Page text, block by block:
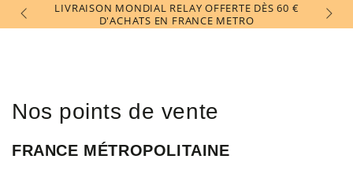
IGNORER LE
CONTENU
LIVRAISON MONDIAL RELAY OFFERTE DÈS 60 €
D'ACHATS EN FRANCE METRO
Nos points de vente
FRANCE MÉTROPOLITAINE